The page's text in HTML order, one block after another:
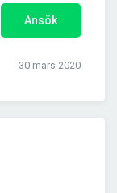
Ansök
30 mars 2020